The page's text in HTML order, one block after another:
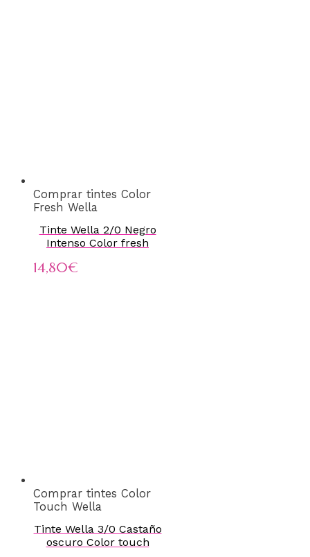
Comprar tintes Color
Fresh Wella
Tinte Wella 2/0 Negro
Intenso Color fresh
14,80€
Comprar tintes Color
Touch Wella
Tinte Wella 3/0 Castaño
oscuro Color touch